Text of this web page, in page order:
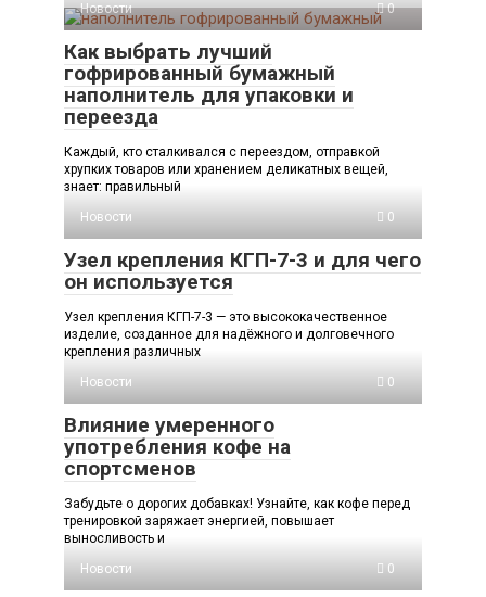
Новости 0
Как выбрать лучший
гофрированный бумажный
наполнитель для упаковки и
переезда
Каждый, кто сталкивался с переездом, отправкой
хрупких товаров или хранением деликатных вещей,
знает: правильный
Новости
0
Узел крепления КГП-7-3 и для чего
он используется
Узел крепления КГП-7-3 — это высококачественное
изделие, созданное для надёжного и долговечного
крепления различных
Новости
0
Влияние умеренного
употребления кофе на
спортсменов
Забудьте о дорогих добавках! Узнайте, как кофе перед
тренировкой заряжает энергией, повышает
выносливость и
Новости
0